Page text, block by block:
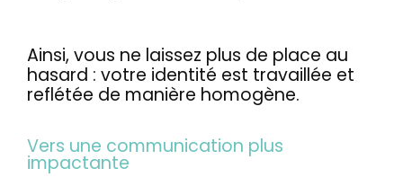
Ainsi, vous ne laissez plus de place au
hasard : votre identité est travaillée et
reflétée de manière homogène.
Vers une communication plus
impactante